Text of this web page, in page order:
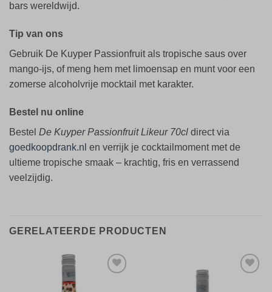
bars wereldwijd.
Tip van ons
Gebruik De Kuyper Passionfruit als tropische saus over
mango-ijs, of meng hem met limoensap en munt voor een
zomerse alcoholvrije mocktail met karakter.
Bestel nu online
Bestel De Kuyper Passionfruit Likeur 70cl direct via
goedkoopdrank.nl en verrijk je cocktailmoment met de
ultieme tropische smaak – krachtig, fris en verrassend
veelzijdig.
GERELATEERDE PRODUCTEN